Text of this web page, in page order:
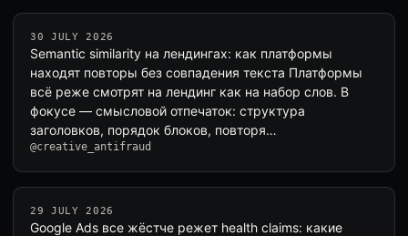
30 JULY 2026
Semantic similarity на лендингах: как платформы
находят повторы без совпадения текста Платформы
всё реже смотрят на лендинг как на набор слов. В
фокусе — смысловой отпечаток: структура
заголовков, порядок блоков, повторя…
@creative_antifraud
29 JULY 2026
Google Ads все жёстче режет health claims: какие